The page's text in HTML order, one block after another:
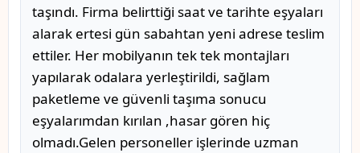
taşındı. Firma belirttiği saat ve tarihte eşyaları
alarak ertesi gün sabahtan yeni adrese teslim
ettiler. Her mobilyanın tek tek montajları
yapılarak odalara yerleştirildi, sağlam
paketleme ve güvenli taşıma sonucu
eşyalarımdan kırılan ,hasar gören hiç
olmadı.Gelen personeller işlerinde uzman